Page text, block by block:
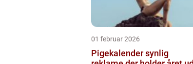
01 februar 2026
Pigekalender synlig